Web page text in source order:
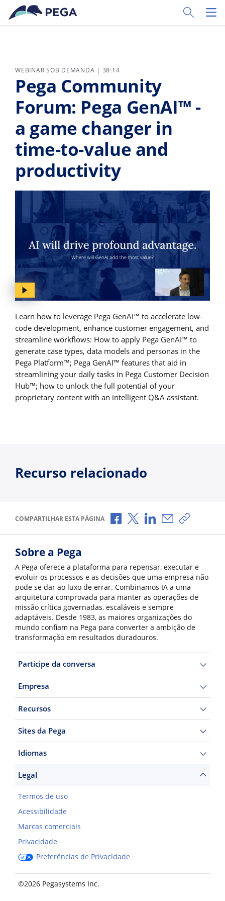
Pular para o conteúdo principal
Toggle
WEBINAR SOB DEMANDA | 38:14
Pega Community
Forum: Pega GenAI™ -
a game changer in
time-to-value and
productivity
Learn how to leverage Pega GenAI™ to accelerate low-
code development, enhance customer engagement, and
streamline workflows: How to apply Pega GenAI™ to
generate case types, data models and personas in the
Pega Platform™; Pega GenAI™ features that aid in
streamlining your daily tasks in Pega Customer Decision
Hub™; how to unlock the full potential of your
proprietary content with an intelligent Q&A assistant.
Recurso relacionado
COMPARTILHAR ESTA PÁGINA Compartilhar no Facebook
Compartilhar no X
Compartilhar no
Compartilhar
Copiar
Sobre a Pega
A Pega oferece a plataforma para repensar, executar e
evoluir os processos e as decisões que uma empresa não
pode se dar ao luxo de errar. Combinamos IA a uma
arquitetura comprovada para manter as operações de
missão crítica governadas, escaláveis e sempre
adaptáveis. Desde 1983, as maiores organizações do
mundo confiam na Pega para converter a ambição de
transformação em resultados duradouros.
Participe da conversa
Empresa
Recursos
Sites da Pega
Idiomas
Legal
Termos de uso
Acessibilidade
Marcas comerciais
Privacidade
Preferências de Privacidade
©2026 Pegasystems Inc.